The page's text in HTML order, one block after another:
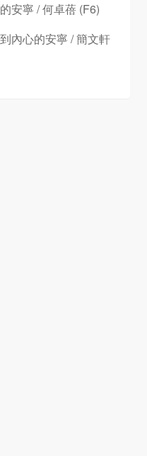
安寧 / 何卓蓓 (F6)
內心的安寧 / 簡文軒